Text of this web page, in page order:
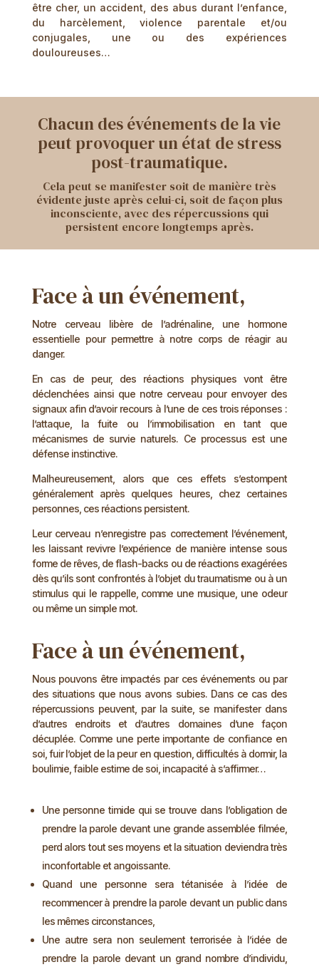
être cher, un accident, des abus durant l’enfance,
du harcèlement, violence parentale et/ou
conjugales, une ou des expériences
douloureuses…
Chacun des événements de la vie
peut provoquer un état de stress
post-traumatique.
Cela peut se manifester soit de manière très
évidente juste après celui-ci, soit de façon plus
inconsciente, avec des répercussions qui
persistent encore longtemps après.
Face à un événement,
Notre cerveau libère de l’adrénaline, une hormone
essentielle pour permettre à notre corps de réagir au
danger.
En cas de peur, des réactions physiques vont être
déclenchées ainsi que notre cerveau pour envoyer des
signaux afin d’avoir recours à l’une de ces trois réponses :
l’attaque, la fuite ou l’immobilisation en tant que
mécanismes de survie naturels. Ce processus est une
défense instinctive.
Malheureusement, alors que ces effets s’estompent
généralement après quelques heures, chez certaines
personnes, ces réactions persistent.
Leur cerveau n’enregistre pas correctement l’événement,
les laissant revivre l’expérience de manière intense sous
forme de rêves, de flash-backs ou de réactions exagérées
dès qu’ils sont confrontés à l’objet du traumatisme ou à un
stimulus qui le rappelle, comme une musique, une odeur
ou même un simple mot.
Face à un événement,
Nous pouvons être impactés par ces événements ou par
des situations que nous avons subies. Dans ce cas des
répercussions peuvent, par la suite, se manifester dans
d’autres endroits et d’autres domaines d’une façon
décuplée. Comme une perte importante de confiance en
soi, fuir l’objet de la peur en question, difficultés à dormir, la
boulimie, faible estime de soi, incapacité à s’affirmer…
Une personne timide qui se trouve dans l’obligation de
prendre la parole devant une grande assemblée filmée,
perd alors tout ses moyens et la situation deviendra très
inconfortable et angoissante.
Quand une personne sera tétanisée à l’idée de
recommencer à prendre la parole devant un public dans
les mêmes circonstances,
Une autre sera non seulement terrorisée à l’idée de
prendre la parole devant un grand nombre d’individu,